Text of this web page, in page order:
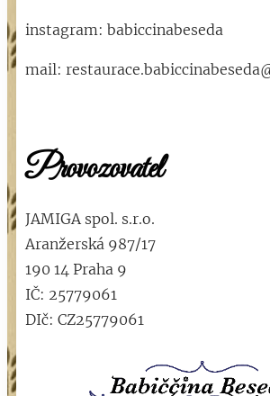
instagram: babiccinabeseda
mail:
Provozovatel
JAMIGA spol. s.r.o.
Aranžerská 987/17
190 14 Praha 9
IČ: 25779061
DIč: CZ25779061